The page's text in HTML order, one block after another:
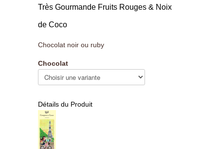
Très Gourmande Fruits Rouges & Noix
de Coco
Chocolat noir ou ruby
Chocolat
Détails du Produit